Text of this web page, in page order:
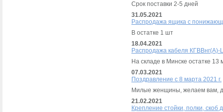
Срок поставки 2-5 дней
31.05.2021
Распродажа ящика с
В остатке 1 шт
18.04.2021
Распродажа кабеля КГВВнг(А)-
На складе в Минске остатке
07.03.2021
Поздравление с 8 марта 2021 г.
Милые женщины, желаем вам,
21.02.2021
Крепление стойки, полки,